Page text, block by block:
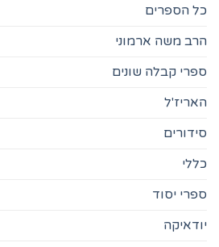
כל הספרים
הרב משה ארמוני
ספרי קבלה שונים
האריז'ל
סידורים
כללי
ספרי יסוד
יודאיקה